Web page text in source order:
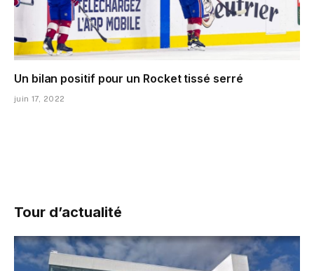
Un bilan positif pour un Rocket tissé serré
juin 17, 2022
Tour d’actualité